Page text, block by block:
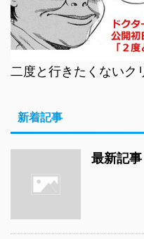
二度と行きたくないク
新着記事
最新記事